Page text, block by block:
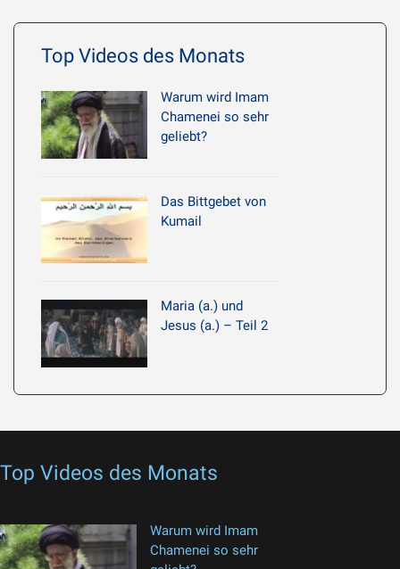
Top Videos des Monats
Warum wird Imam
Chamenei so sehr
geliebt?
Das Bittgebet von
Kumail
Maria (a.) und
Jesus (a.) – Teil 2
Top Videos des Monats
Warum wird Imam
Chamenei so sehr